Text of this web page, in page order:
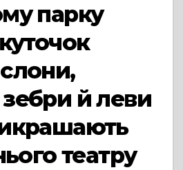
парку
й леви
театру